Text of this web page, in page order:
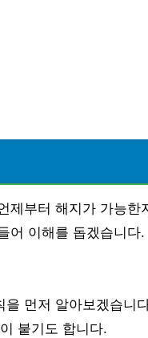
부터 해지가 가능한
어 이해를 돕겠습니다.
먼저 알아보겠습니
붙기도 합니다.